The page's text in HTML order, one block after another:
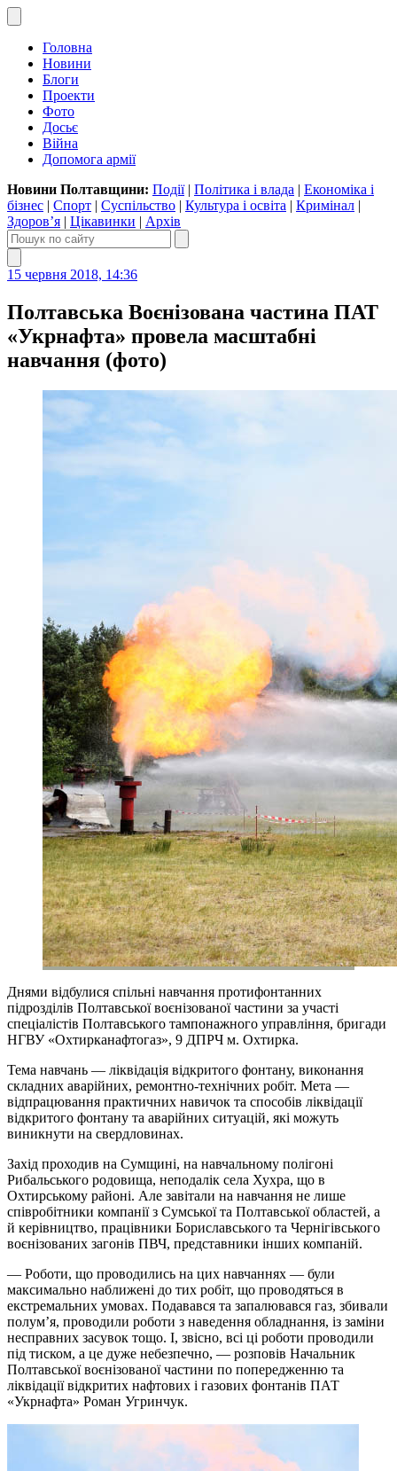
Головна
Новини
Блоги
Проекти
Фото
Досьє
Війна
Допомога армії
Новини Полтавщини: Події| Політика і влада | Економіка і
бізнес | Спорт | Суспільство | Культура і освіта | Кримінал |
Здоров’я | Цікавинки | Архів
15 червня 2018, 14:36
Полтавська Воєнізована частина ПАТ
«Укрнафта» провела масштабні
навчання (фото)
Днями відбулися спільні навчання протифонтанних
підрозділів Полтавської воєнізованої частини за участі
спеціалістів Полтавського тампонажного управління, бригади
НГВУ «Охтирканафтогаз», 9 ДПРЧ м. Охтирка.
Тема навчань — ліквідація відкритого фонтану, виконання
складних аварійних, ремонтно-технічних робіт. Мета —
відпрацювання практичних навичок та способів ліквідації
відкритого фонтану та аварійних ситуацій, які можуть
виникнути на свердловинах.
Захід проходив на Сумщині, на навчальному полігоні
Рибальського родовища, неподалік села Хухра, що в
Охтирському районі. Але завітали на навчання не лише
співробітники компанії з Сумської та Полтавської областей, а
й керівництво, працівники Бориславського та Чернігівського
воєнізованих загонів ПВЧ, представники інших компаній.
— Роботи, що проводились на цих навчаннях — були
максимально наближені до тих робіт, що проводяться в
екстремальних умовах. Подавався та запалювався газ, збивали
полум’я, проводили роботи з наведення обладнання, із заміни
несправних засувок тощо. І, звісно, всі ці роботи проводили
під тиском, а це дуже небезпечно, — розповів Начальник
Полтавської воєнізованої частини по попередженню та
ліквідації відкритих нафтових і газових фонтанів ПАТ
«Укрнафта» Роман Угринчук.